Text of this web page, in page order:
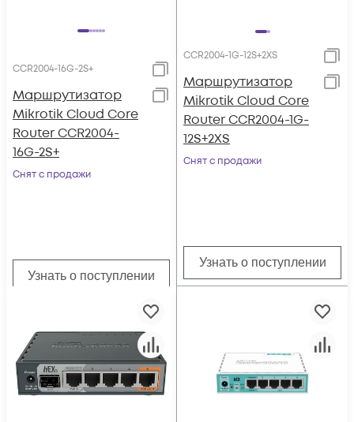
CCR2004-16G-2S+
Маршрутизатор
Mikrotik Cloud Core
Router CCR2004-
16G-2S+
Снят с продажи
Узнать о поступлении
CCR2004-1G-12S+2XS
Маршрутизатор
Mikrotik Cloud Core
Router CCR2004-1G-
12S+2XS
Снят с продажи
Узнать о поступлении